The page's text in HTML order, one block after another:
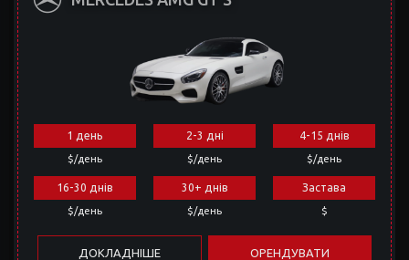
1 день
$/день
2-3 дні
$/день
4-15 днів
$/день
16-30 днів
$/день
30+ днів
$/день
Застава
$
ДОКЛАДНІШЕ ОРЕНДУВАТИ